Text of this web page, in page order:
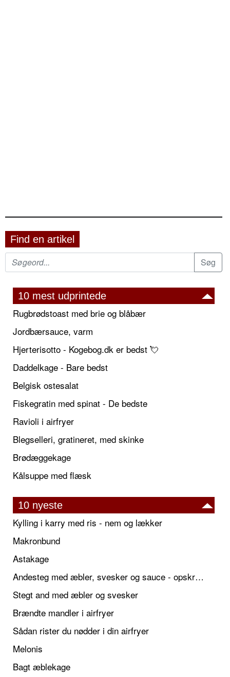
Find en artikel
10 mest udprintede
Rugbrødstoast med brie og blåbær
Jordbærsauce, varm
Hjerterisotto - Kogebog.dk er bedst 💘
Daddelkage - Bare bedst
Belgisk ostesalat
Fiskegratin med spinat - De bedste
Ravioli i airfryer
Blegselleri, gratineret, med skinke
Brødæggekage
Kålsuppe med flæsk
10 nyeste
Kylling i karry med ris - nem og lækker
Makronbund
Astakage
Andesteg med æbler, svesker og sauce - opskrift også til jul
Stegt and med æbler og svesker
Brændte mandler i airfryer
Sådan rister du nødder i din airfryer
Melonis
Bagt æblekage